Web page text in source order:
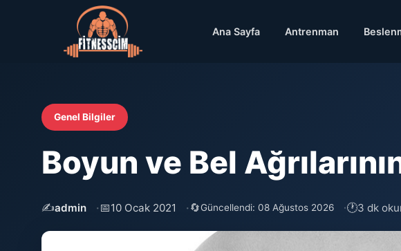
Ana Sayfa Antrenman
Genel Bilgiler
Boyun ve Bel
✍️admin 📅10 Ocak 2021 🔄Güncellendi: 08 Ağustos 2026 🕐3 dk